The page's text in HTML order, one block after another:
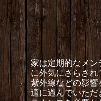
家は定期的なメ
に外気にさらさ
紫外線などの影
適に過んでいた